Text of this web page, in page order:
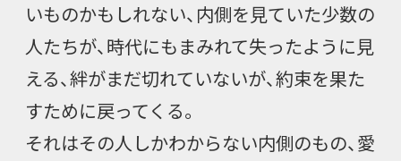
いものかもしれない、内側を見ていた少数の
人たちが、時代にもまみれて失ったように見
える、絆がまだ切れていないが、約束を果た
すために戻ってくる。
それはその人しかわからない内側のもの、愛